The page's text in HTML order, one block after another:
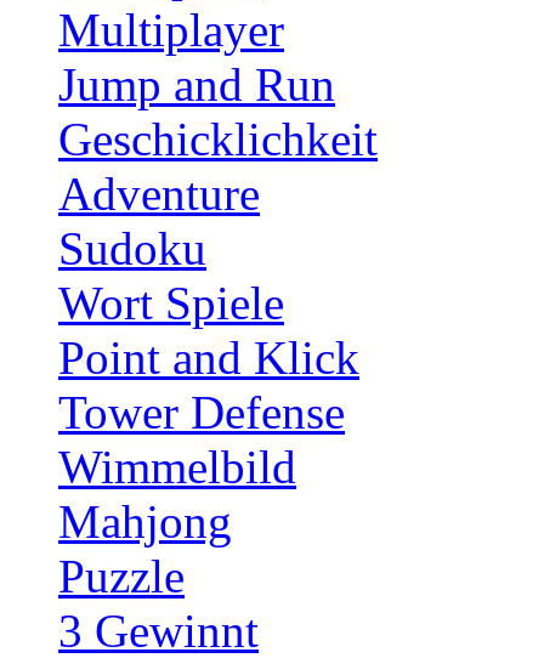
Multiplayer
Jump and Run
Geschicklichkeit
Adventure
Sudoku
Wort Spiele
Point and Klick
Tower Defense
Wimmelbild
Mahjong
Puzzle
3 Gewinnt